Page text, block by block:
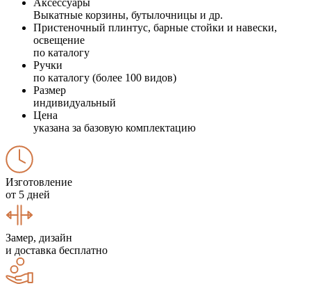
Выкатные корзины, бутылочницы и др.
Пристеночный плинтус, барные стойки и навески,
освещение
по каталогу
Ручки
по каталогу (более 100 видов)
Размер
индивидуальный
Цена
указана за базовую комплектацию
Изготовление
от 5 дней
Замер, дизайн
и доставка бесплатно